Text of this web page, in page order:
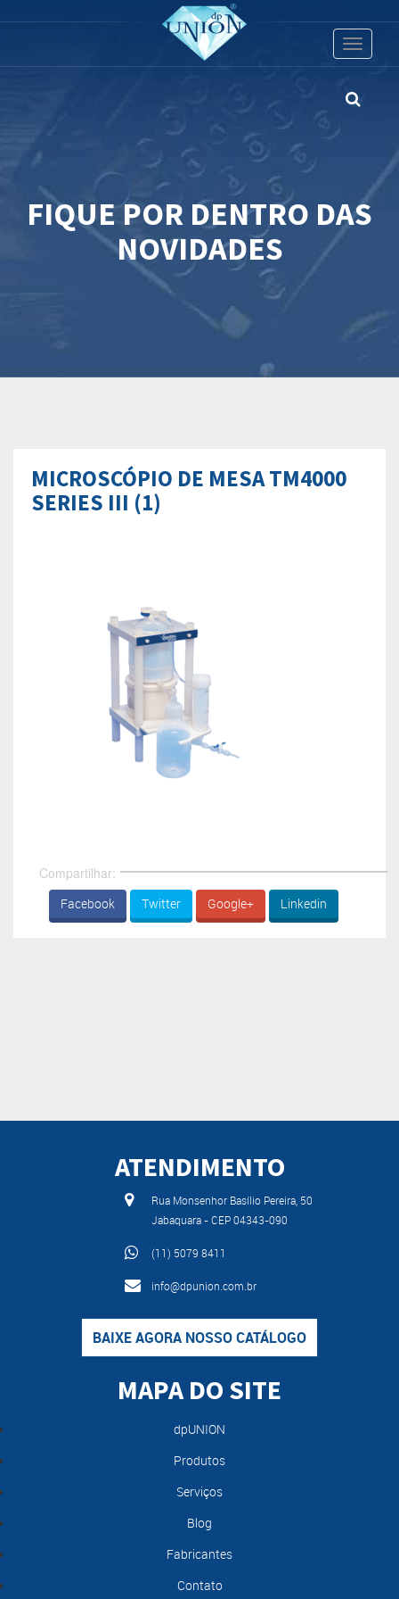
Toggle
FIQUE POR DENTRO DAS
NOVIDADES
MICROSCÓPIO DE MESA TM4000
SERIES III (1)
Compartilhar:
Facebook Twitter Google+ Linkedin
ATENDIMENTO
Rua Monsenhor Basílio Pereira, 50
Jabaquara - CEP 04343-090
(11) 5079 8411
info@dpunion.com.br
BAIXE AGORA NOSSO CATÁLOGO
MAPA DO SITE
dpUNION
Produtos
Serviços
Blog
Fabricantes
Contato